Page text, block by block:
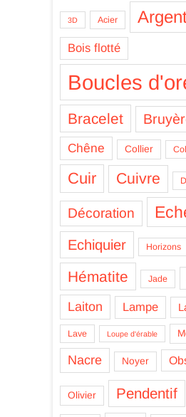
3D Acier
Bois flotté
Boucles
Bracelet
Chêne Collier
Cuir Cuivre
Décoration
Echiquier Horizons
Hématite Jade
Laiton Lampe
Lave Loupe d'érable
Nacre Noyer
Olivier Pendentif